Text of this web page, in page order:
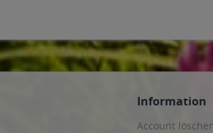
Information
Account löschen